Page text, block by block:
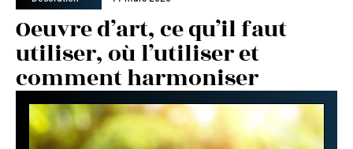
Oeuvre d’art, ce qu’il faut
utiliser, où l’utiliser et
comment harmoniser